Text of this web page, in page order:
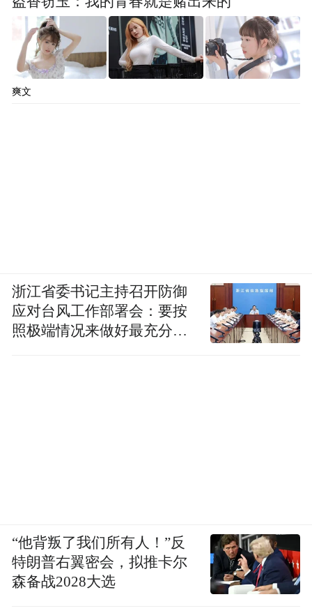
爽文
浙江省委书记主持召开防御
应对台风工作部署会：要按
照极端情况来做好最充分的
“他背叛了我们所有人！”反
特朗普右翼密会，拟推卡尔
森备战2028大选